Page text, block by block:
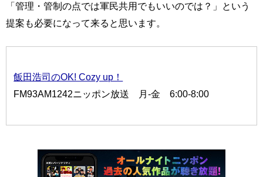
「管理・管制の点では軍民共用でもいいのでは？」という
提案も必要になって来ると思います。
飯田浩司のOK! Cozy up！
FM93AM1242ニッポン放送 月-金 6:00-8:00